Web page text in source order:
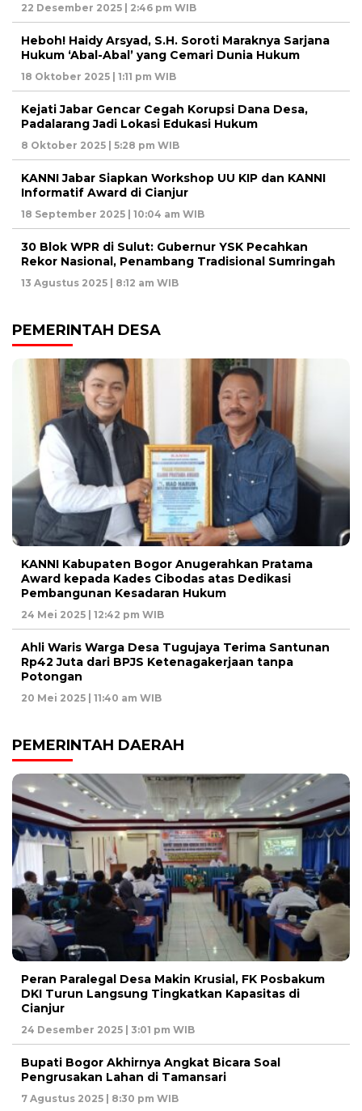
22 Desember 2025 | 2:46 pm WIB
Heboh! Haidy Arsyad, S.H. Soroti Maraknya Sarjana
Hukum ‘Abal-Abal’ yang Cemari Dunia Hukum
18 Oktober 2025 | 1:11 pm WIB
Kejati Jabar Gencar Cegah Korupsi Dana Desa,
Padalarang Jadi Lokasi Edukasi Hukum
8 Oktober 2025 | 5:28 pm WIB
KANNI Jabar Siapkan Workshop UU KIP dan KANNI
Informatif Award di Cianjur
18 September 2025 | 10:04 am WIB
30 Blok WPR di Sulut: Gubernur YSK Pecahkan
Rekor Nasional, Penambang Tradisional Sumringah
13 Agustus 2025 | 8:12 am WIB
PEMERINTAH DESA
KANNI Kabupaten Bogor Anugerahkan Pratama
Award kepada Kades Cibodas atas Dedikasi
Pembangunan Kesadaran Hukum
24 Mei 2025 | 12:42 pm WIB
Ahli Waris Warga Desa Tugujaya Terima Santunan
Rp42 Juta dari BPJS Ketenagakerjaan tanpa
Potongan
20 Mei 2025 | 11:40 am WIB
PEMERINTAH DAERAH
Peran Paralegal Desa Makin Krusial, FK Posbakum
DKI Turun Langsung Tingkatkan Kapasitas di
Cianjur
24 Desember 2025 | 3:01 pm WIB
Bupati Bogor Akhirnya Angkat Bicara Soal
Pengrusakan Lahan di Tamansari
7 Agustus 2025 | 8:30 pm WIB